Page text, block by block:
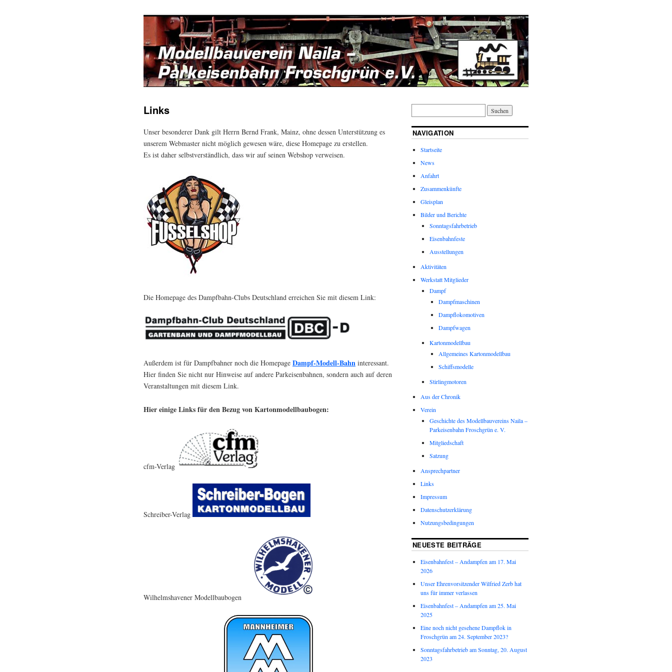
Links
Unser besonderer Dank gilt Herrn Bernd Frank, Mainz, ohne dessen Unterstützung es
unserem Webmaster nicht möglich gewesen wäre, diese Homepage zu erstellen.
Es ist daher selbstverständlich, dass wir auf seinen Webshop verweisen.
Die Homepage des Dampfbahn-Clubs Deutschland erreichen Sie mit diesem Link:
Außerdem ist für Dampfbahner noch die Homepage Dampf-Modell-Bahn interessant.
Hier finden Sie nicht nur Hinweise auf andere Parkeisenbahnen, sondern auch auf deren
Veranstaltungen mit diesem Link.
Hier einige Links für den Bezug von Kartonmodellbaubogen:
cfm-Verlag
Schreiber-Verlag
Wilhelmshavener Modellbaubogen
NAVIGATION
Startseite
News
Anfahrt
Zusammenkünfte
Gleisplan
Bilder und Berichte
Sonntagsfahrbetrieb
Eisenbahnfeste
Ausstellungen
Aktivitäten
Werkstatt Mitglieder
Dampf
Dampfmaschinen
Dampflokomotiven
Dampfwagen
Kartonmodellbau
Allgemeines Kartonmodellbau
Schiffsmodelle
Stirlingmotoren
Aus der Chronik
Verein
Geschichte des Modellbauvereins Naila –
Parkeisenbahn Froschgrün e. V.
Mitgliedschaft
Satzung
Ansprechpartner
Links
Impressum
Datenschutzerklärung
Nutzungsbedingungen
NEUESTE BEITRÄGE
Eisenbahnfest – Andampfen am 17. Mai
2026
Unser Ehrenvorsitzender Wilfried Zerb hat
uns für immer verlassen
Eisenbahnfest – Andampfen am 25. Mai
2025
Eine noch nicht gesehene Dampflok in
Froschgrün am 24. September 2023?
Sonntagsfahrbetrieb am Sonntag, 20. August
2023